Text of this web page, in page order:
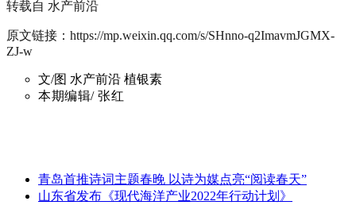
转载自 水产前沿
原文链接：https://mp.weixin.qq.com/s/SHnno-q2ImavmJGMX-
ZJ-w
文/图 水产前沿 植银素
本期编辑/张红
青岛首推诗词主题春晚 以诗为媒点亮“阅读春天”
山东省发布《现代海洋产业2022年行动计划》